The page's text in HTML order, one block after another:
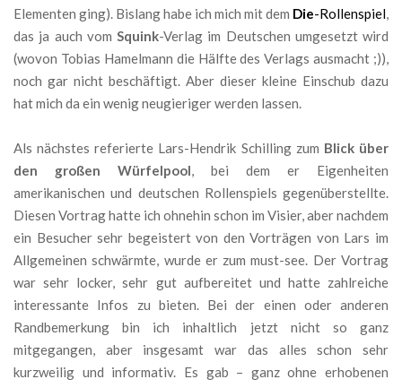
Elementen ging). Bislang habe ich mich mit dem Die-Rollenspiel
das ja auch vom Squink-Verlag im Deutschen umgesetzt wird
(wovon Tobias Hamelmann die Hälfte des Verlags ausmacht ;)),
noch gar nicht beschäftigt. Aber dieser kleine Einschub dazu
hat mich da ein wenig neugieriger werden lassen.
Als nächstes referierte Lars-Hendrik Schilling zum Blick über
den großen Würfelpool , bei dem er Eigenheiten
amerikanischen und deutschen Rollenspiels gegenüberstellte.
Diesen Vortrag hatte ich ohnehin schon im Visier, aber nachdem
ein Besucher sehr begeistert von den Vorträgen von Lars im
Allgemeinen schwärmte, wurde er zum must-see. Der Vortrag
war sehr locker, sehr gut aufbereitet und hatte zahlreiche
interessante Infos zu bieten. Bei der einen oder anderen
Randbemerkung bin ich inhaltlich jetzt nicht so ganz
mitgegangen, aber insgesamt war das alles schon sehr
kurzweilig und informativ. Es gab – ganz ohne erhobenen